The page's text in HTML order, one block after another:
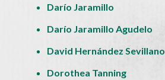
Darío Jaramillo
Darío Jaramillo Agudelo
David Hernández Sevillano
Dorothea Tanning